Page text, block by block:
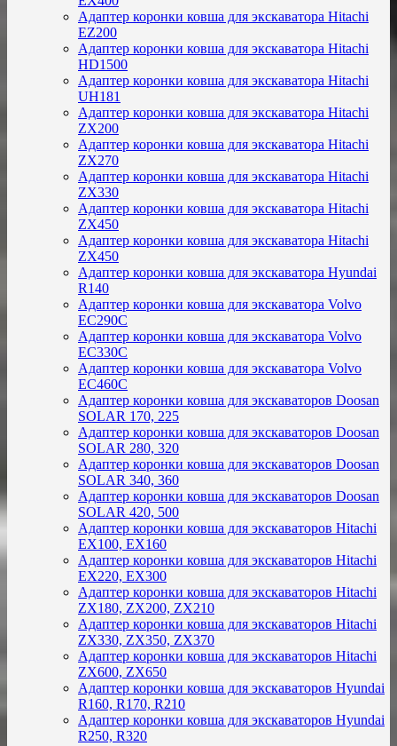
Адаптер коронки ковша для экскаватора Hitachi
EZ200
Адаптер коронки ковша для экскаватора Hitachi
HD1500
Адаптер коронки ковша для экскаватора Hitachi
UH181
Адаптер коронки ковша для экскаватора Hitachi
ZX200
Адаптер коронки ковша для экскаватора Hitachi
ZX270
Адаптер коронки ковша для экскаватора Hitachi
ZX330
Адаптер коронки ковша для экскаватора Hitachi
ZX450
Адаптер коронки ковша для экскаватора Hitachi
ZX450
Адаптер коронки ковша для экскаватора Hyundai
R140
Адаптер коронки ковша для экскаватора Volvo
EC290C
Адаптер коронки ковша для экскаватора Volvo
EC330C
Адаптер коронки ковша для экскаватора Volvo
EC460C
Адаптер коронки ковша для экскаваторов Doosan
SOLAR 170, 225
Адаптер коронки ковша для экскаваторов Doosan
SOLAR 280, 320
Адаптер коронки ковша для экскаваторов Doosan
SOLAR 340, 360
Адаптер коронки ковша для экскаваторов Doosan
SOLAR 420, 500
Адаптер коронки ковша для экскаваторов Hitachi
EX100, EX160
Адаптер коронки ковша для экскаваторов Hitachi
EX220, EX300
Адаптер коронки ковша для экскаваторов Hitachi
ZX180, ZX200, ZX210
Адаптер коронки ковша для экскаваторов Hitachi
ZX330, ZX350, ZX370
Адаптер коронки ковша для экскаваторов Hitachi
ZX600, ZX650
Адаптер коронки ковша для экскаваторов Hyundai
R160, R170, R210
Адаптер коронки ковша для экскаваторов Hyundai
R250, R320